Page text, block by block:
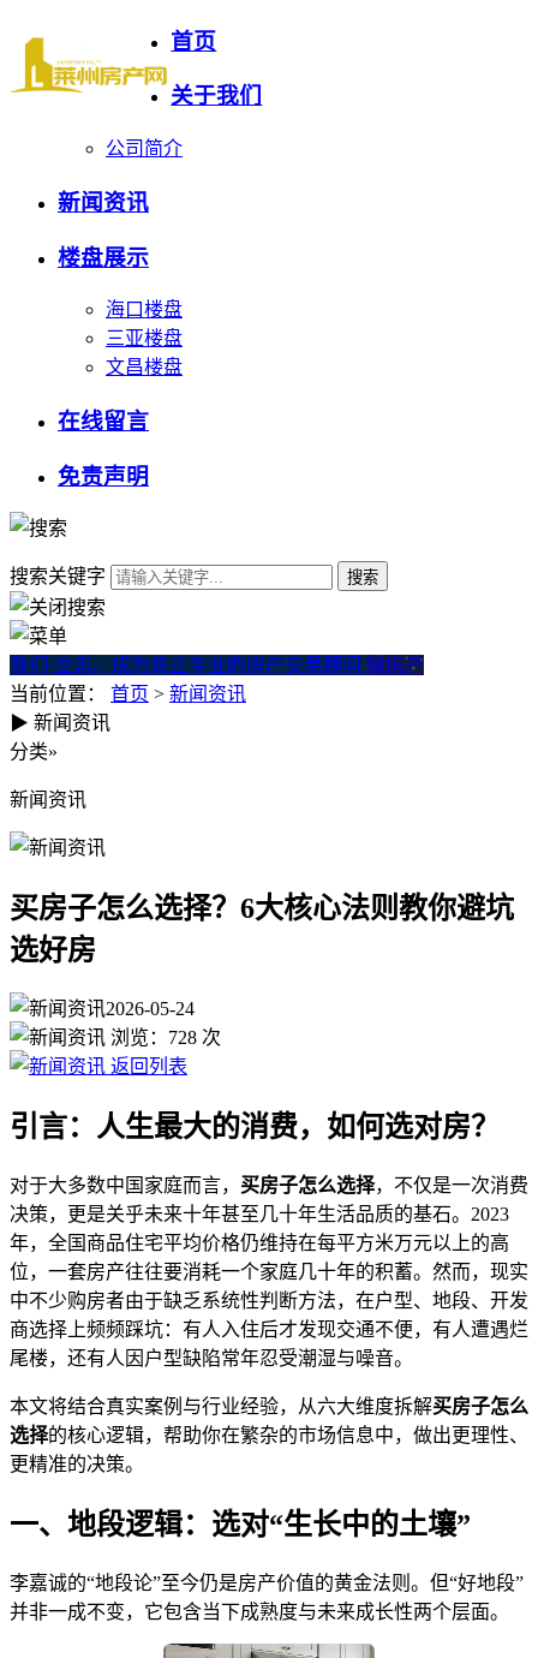
首页
关于我们
公司简介
新闻资讯
楼盘展示
海口楼盘
三亚楼盘
文昌楼盘
在线留言
免责声明
搜索关键字
我们·立志。成为真正专业的房产交易顾问 微房产
当前位置： 首页 > 新闻资讯
买房子怎么选择？6大核心法
▶ 新闻资讯
分类»
新闻资讯
买房子怎么选择？6大核心法则教你避坑
选好房
2026-05-24
浏览： 728 次
返回列表
引言：人生最大的消费，如何选对房？
对于大多数中国家庭而言， 买房子怎么选择，不仅是一次消费
决策，更是关乎未来十年甚至几十年生活品质的基石。2023
年，全国商品住宅平均价格仍维持在每平方米万元以上的高
位，一套房产往往要消耗一个家庭几十年的积蓄。然而，现实
中不少购房者由于缺乏系统性判断方法，在户型、地段、开发
商选择上频频踩坑：有人入住后才发现交通不便，有人遭遇烂
尾楼，还有人因户型缺陷常年忍受潮湿与噪音。
本文将结合真实案例与行业经验，从六大维度拆解买房子怎么
选择的核心逻辑，帮助你在繁杂的市场信息中，做出更理性、
更精准的决策。
一、地段逻辑：选对“生长中的土壤”
李嘉诚的“地段论”至今仍是房产价值的黄金法则。但“好地段”
并非一成不变，它包含当下成熟度与未来成长性两个层面。